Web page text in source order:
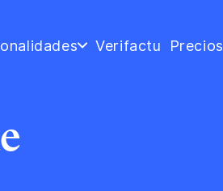
Verifactu Precios